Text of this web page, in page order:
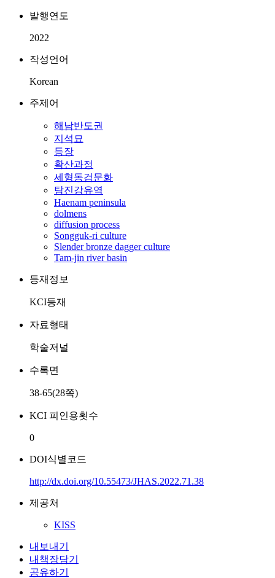
발행연도
2022
작성언어
Korean
주제어
해남반도권
지석묘
등장
확산과정
세형동검문화
탐진강유역
Haenam peninsula
dolmens
diffusion process
Songguk-ri culture
Slender bronze dagger culture
Tam-jin river basin
등재정보
KCI등재
자료형태
학술저널
수록면
38-65(28쪽)
KCI 피인용횟수
0
DOI식별코드
http://dx.doi.org/10.55473/JHAS.2022.71.38
제공처
KISS
내보내기
내책장담기
공유하기